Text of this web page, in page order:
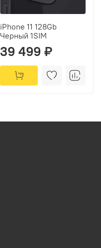
iPhone 11 128Gb
Черный 1SIM
39 499 ₽